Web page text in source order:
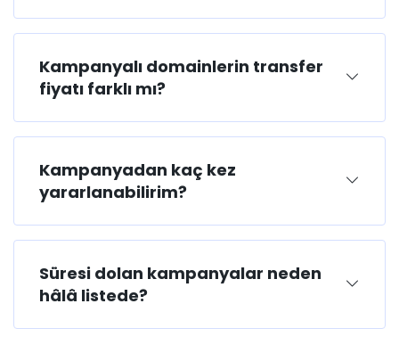
Kampanyalı domainlerin transfer
fiyatı farklı mı?
Kampanyadan kaç kez
yararlanabilirim?
Süresi dolan kampanyalar neden
hâlâ listede?